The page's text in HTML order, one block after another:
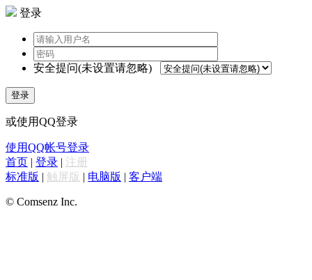
登录
安全提问(未设置请忽略)
登录
或使用QQ登录
使用QQ帐号登录
首页 | 登录 | 注册
标准版 | 触屏版 | 电脑版 | 客户端
© Comsenz Inc.